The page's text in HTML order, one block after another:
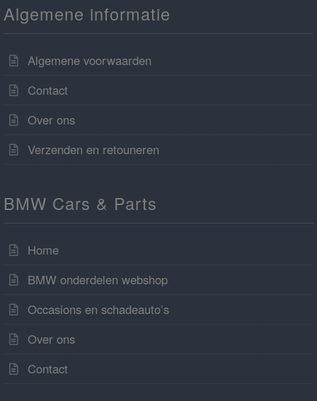
Algemene informatie
Algemene voorwaarden
Contact
Over ons
Verzenden en retouneren
BMW Cars & Parts
Home
BMW onderdelen webshop
Occasions en schadeauto’s
Over ons
Contact